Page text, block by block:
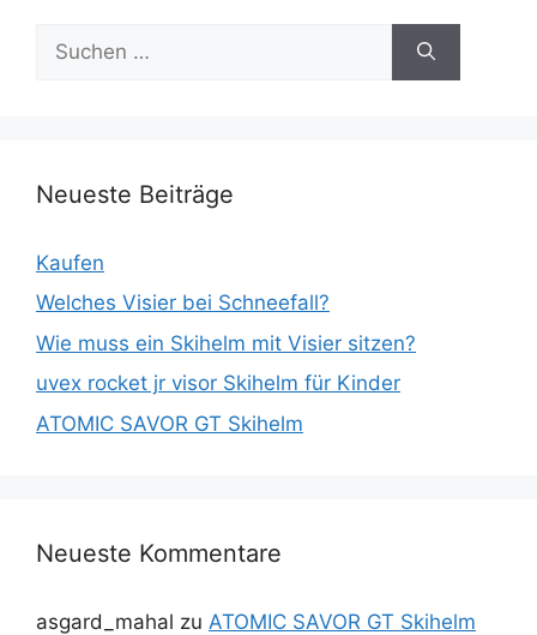
nach:
Neueste Beiträge
Kaufen
Welches Visier bei Schneefall?
Wie muss ein Skihelm mit Visier sitzen?
uvex rocket jr visor Skihelm für Kinder
ATOMIC SAVOR GT Skihelm
Neueste Kommentare
asgard_mahal zu ATOMIC SAVOR GT Skihelm